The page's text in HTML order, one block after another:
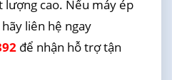
lượng cao. Nếu máy ép
liên hệ ngay
để nhận hỗ trợ tận